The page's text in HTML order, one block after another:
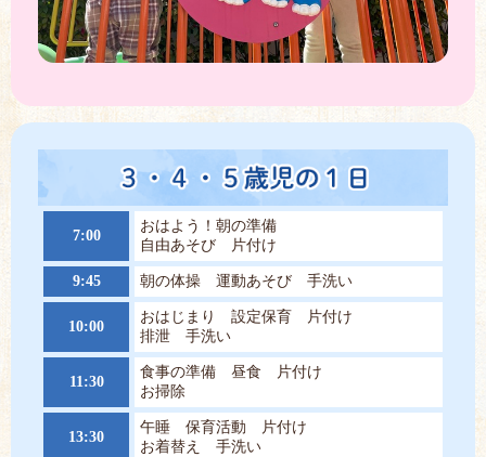
7:00
おはよう！朝の準備
自由あそび 片付け
9:45 朝の体操 運動あそび 手洗い
10:00
おはじまり 設定保育 片付け
排泄 手洗い
11:30
食事の準備 昼食 片付け
お掃除
13:30
午睡 保育活動 片付け
お着替え 手洗い